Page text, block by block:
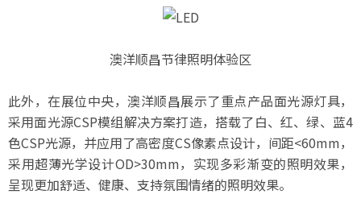
澳洋顺昌节律照明体验区
此外，在展位中央，澳洋顺昌展示了重点产品面光源灯具，
采用面光源CSP模组解决方案打造，搭载了白、红、绿、蓝4
色CSP光源，并应用了高密度CS像素点设计，间距<60mm，
采用超薄光学设计OD>30mm，实现多彩渐变的照明效果，
呈现更加舒适、健康、支持氛围情绪的照明效果。